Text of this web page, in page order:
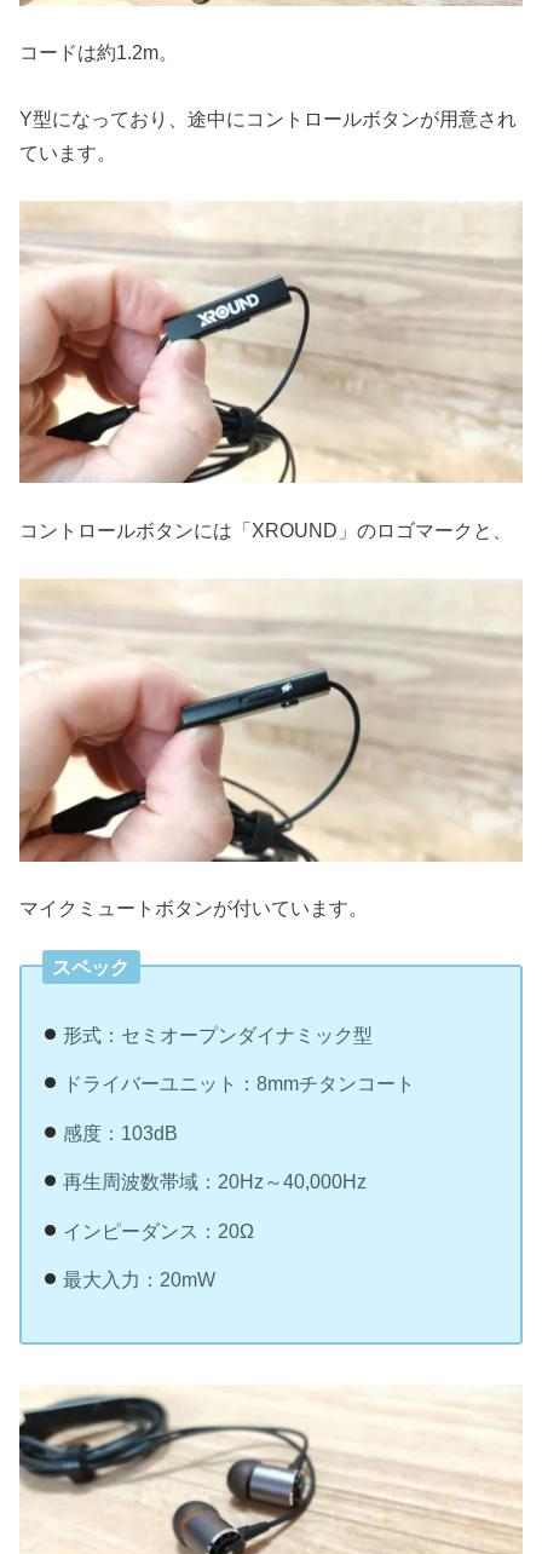
コードは約1.2m。
Y型になっており、途中にコントロールボタンが用意され
ています。
コントロールボタンには「XROUND」のロゴマークと、
マイクミュートボタンが付いています。
スペック
形式：セミオープンダイナミック型
ドライバーユニット：8mmチタンコート
感度：103dB
再生周波数帯域：20Hz～40,000Hz
インピーダンス：20Ω
最大入力：20mW